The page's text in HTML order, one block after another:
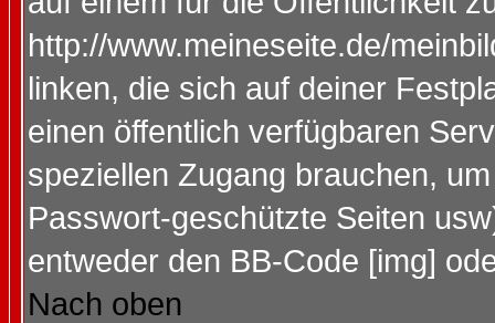
http://www.meineseite.de/
linken, die sich auf deiner
einen öffentlich verfügbaren
speziellen Zugang brauchen,
Passwort-geschützte Seiten
entweder den BB-Code [img]
Nach oben